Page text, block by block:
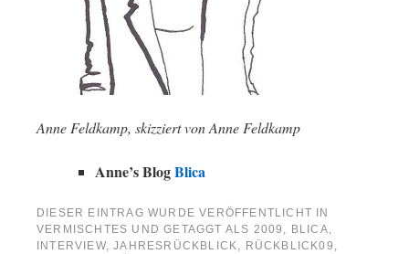
Anne Feldkamp, skizziert von Anne Feldkamp
Anne’s BlogBlica
DIESER EINTRAG WURDE VERÖFFENTLICHT IN
VERMISCHTES UND GETAGGT ALS 2009 , BLICA,
INTERVIEW,JAHRESRÜCKBLICK, RÜCKBLICK09 ,